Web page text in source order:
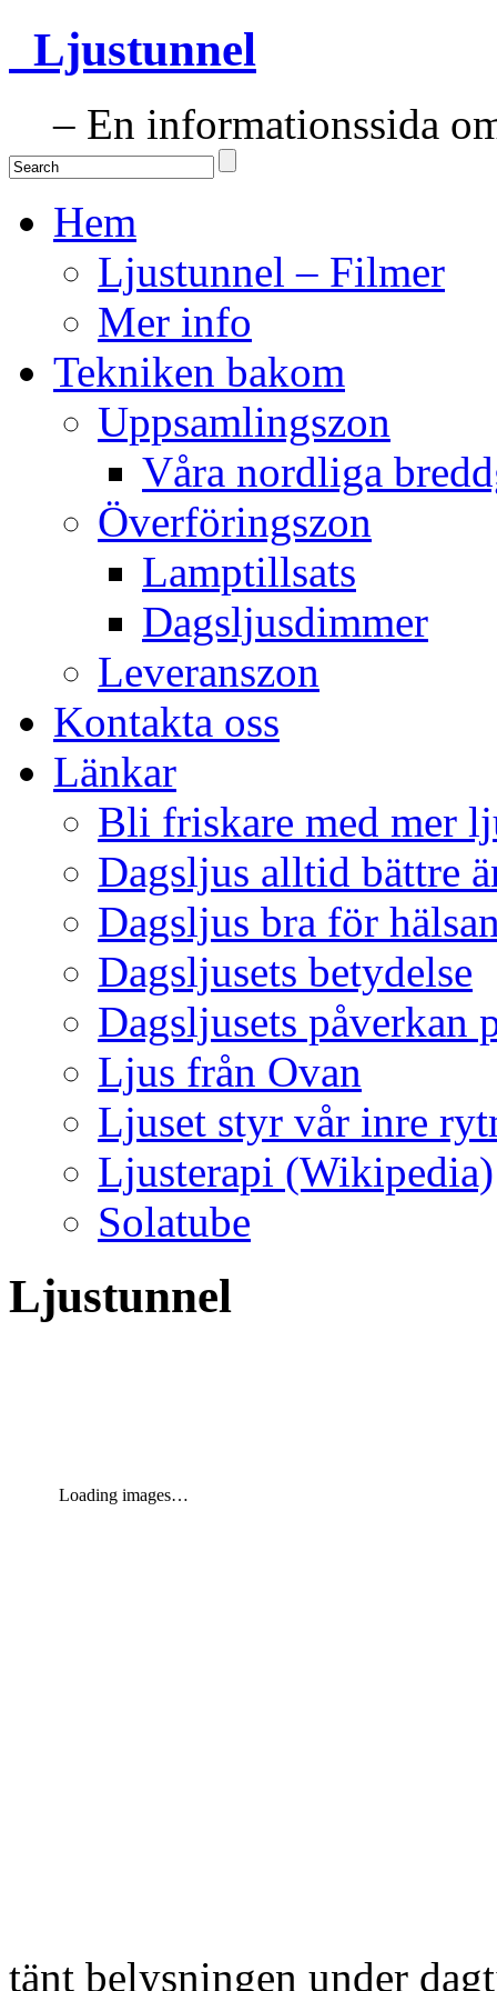
Ljustunnel
– En informationssida
Hem
Ljustunnel – Filmer
Mer info
Tekniken bakom
Uppsamlingszon
Våra nordliga
Överföringszon
Lamptillsats
Dagsljusdimmer
Leveranszon
Kontakta oss
Länkar
Bli friskare med mer
Dagsljus alltid bättre
Dagsljus bra för
Dagsljusets betydelse
Dagsljusets påverkan
Ljus från Ovan
Ljuset styr vår inre
Ljusterapi (Wikipedia)
Solatube
Ljustunnel
Loading images…
tänt belysningen under